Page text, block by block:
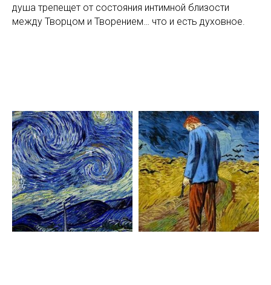
душа трепещет от состояния интимной близости
между Творцом и Творением… что и есть духовное.